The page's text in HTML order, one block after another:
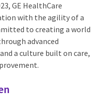
GE HealthCare
with the agility of a
to creating a world
advanced
a culture built on care,